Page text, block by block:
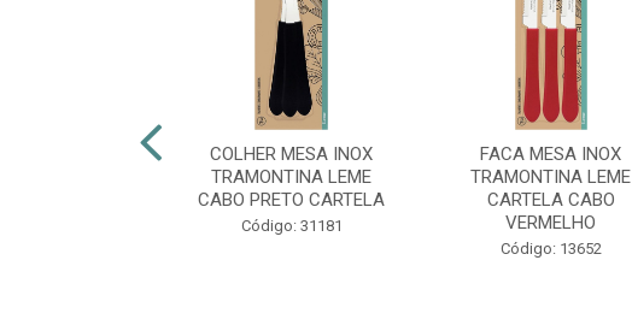
COLHER MESA INOX
TRAMONTINA LEME
CABO PRETO CARTELA
Código: 31181
FACA MESA INOX
TRAMONTINA LEME
CARTELA CABO
VERMELHO
Código: 13652